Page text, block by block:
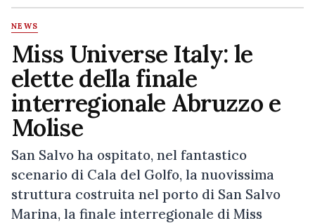
sito
NEWS
Miss Universe Italy: le
elette della finale
interregionale Abruzzo e
Molise
San Salvo ha ospitato, nel fantastico
scenario di Cala del Golfo, la nuovissima
struttura costruita nel porto di San Salvo
Marina, la finale interregionale di Miss